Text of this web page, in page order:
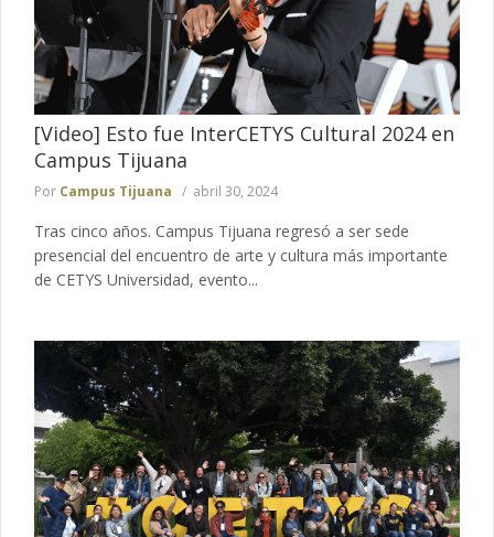
[Video] Esto fue InterCETYS Cultural 2024 en
Campus Tijuana
Por Campus Tijuana abril 30, 2024
Tras cinco años. Campus Tijuana regresó a ser sede
presencial del encuentro de arte y cultura más importante
de CETYS Universidad, evento...